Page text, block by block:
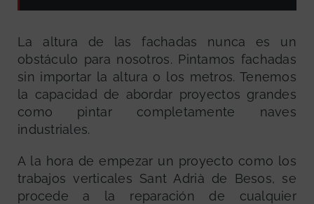
La altura de las fachadas nunca es un
obstáculo para nosotros. Pintamos fachadas
sin importar la altura o los metros. Tenemos
la capacidad de abordar proyectos grandes
como pintar completamente naves
industriales.
A la hora de empezar un proyecto como los
trabajos verticales Sant Adrià de Besos, se
procede a la reparación de cualquier